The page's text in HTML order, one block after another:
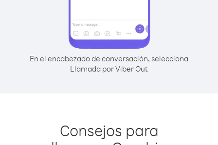
En el encabezado de conversación, selecciona
Llamada por Viber Out
Consejos para